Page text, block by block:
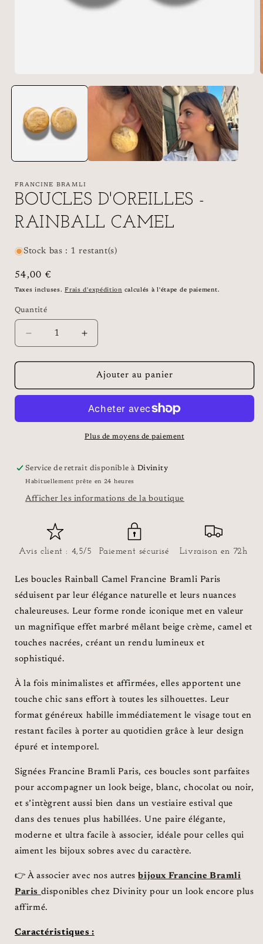
FRANCINE BRAMLI
BOUCLES D'OREILLES -
RAINBALL CAMEL
Stock bas : 1 restant(s)
Prix
habituel
54,00 €
Taxes incluses.Frais d'expédition calculés à l'étape de paiement.
Quantité
Réduire
la
quantité
BOUCLES
RAINBALL
Augmenter
la
quantité
BOUCLES
D&#39;OREILLES
RAINBALL
CAMEL
Ajouter au panier
Plus de moyens de paiement
Service de retrait disponible à Divinity
Habituellement prête en 24 heures
Afficher les informations de la boutique
Avis client : 4,5/5 Paiement sécurisé Livraison en 72h
Les boucles Rainball Camel Francine Bramli Paris
séduisent par leur élégance naturelle et leurs nuances
chaleureuses. Leur forme ronde iconique met en valeur
un magnifique effet marbré mêlant beige crème, camel et
touches nacrées, créant un rendu lumineux et
sophistiqué.
À la fois minimalistes et affirmées, elles apportent une
touche chic sans effort à toutes les silhouettes. Leur
format généreux habille immédiatement le visage tout en
restant faciles à porter au quotidien grâce à leur design
épuré et intemporel.
Signées Francine Bramli Paris, ces boucles sont parfaites
pour accompagner un look beige, blanc, chocolat ou noir,
et s’intègrent aussi bien dans un vestiaire estival que
dans des tenues plus habillées. Une paire élégante,
moderne et ultra facile à associer, idéale pour celles qui
aiment les bijoux sobres avec du caractère.
👉 À associer avec nos autres bijoux Francine Bramli
Paris disponibles chez Divinity pour un look encore plus
affirmé.
Caractéristiques :